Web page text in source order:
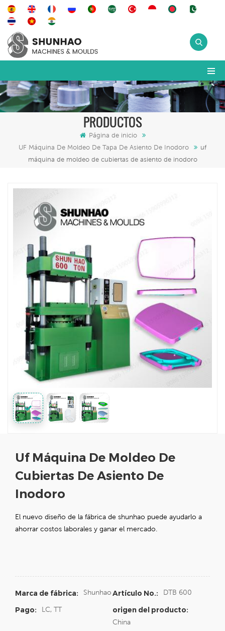
PRODUCTOS
Página de inicio
UF Máquina De Moldeo De Tapa De Asiento De Inodoro
uf
máquina de moldeo de cubiertas de asiento de inodoro
Uf Máquina De Moldeo De
Cubiertas De Asiento De
Inodoro
El nuevo diseño de la fábrica de shunhao puede ayudarlo a
ahorrar costos laborales y ganar el mercado.
Marca de fábrica: ShunhaoArtículo No.: DTB 600
Pago: LC, TT origen del producto:
China